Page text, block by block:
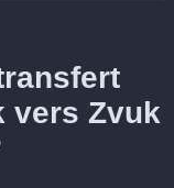
vers Zvuk